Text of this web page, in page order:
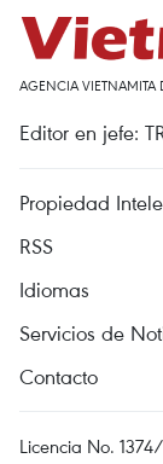
AGENCIA VIETNAMITA
Editor en jefe:
Propiedad
RSS
Idiomas
Servicios de
Contacto
Licencia No.